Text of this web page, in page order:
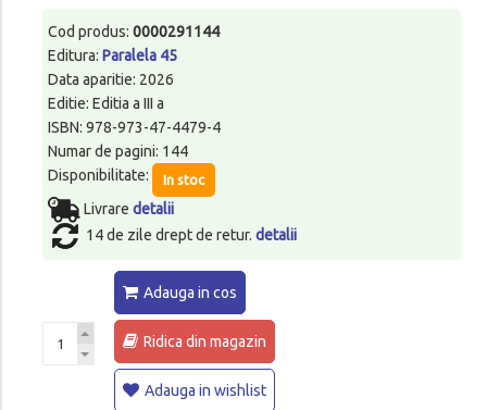
Cod produs: 0000291144
Editura: Paralela 45
Data aparitie: 2026
Editie: Editia a III a
ISBN: 978-973-47-4479-4
Numar de pagini: 144
Disponibilitate:
In stoc
Livrare detalii
14 de zile drept de retur. detalii
Adauga in cos
Ridica din magazin
Adauga in wishlist